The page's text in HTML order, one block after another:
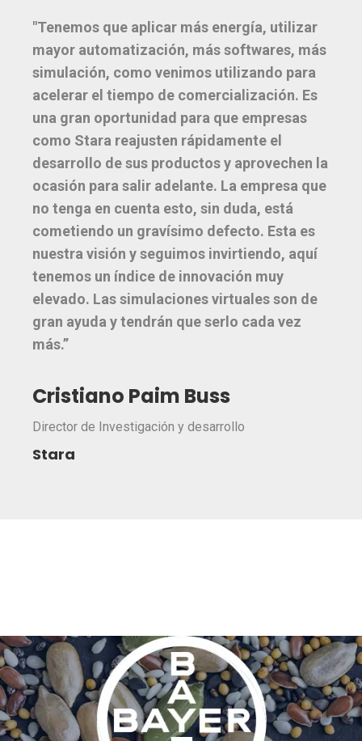
"Tenemos que aplicar más energía, utilizar
mayor automatización, más softwares, más
simulación, como venimos utilizando para
acelerar el tiempo de comercialización. Es
una gran oportunidad para que empresas
como Stara reajusten rápidamente el
desarrollo de sus productos y aprovechen la
ocasión para salir adelante. La empresa que
no tenga en cuenta esto, sin duda, está
cometiendo un gravísimo defecto. Esta es
nuestra visión y seguimos invirtiendo, aquí
tenemos un índice de innovación muy
elevado. Las simulaciones virtuales son de
gran ayuda y tendrán que serlo cada vez
más.”
Cristiano Paim Buss
Director de Investigación y desarrollo
Stara